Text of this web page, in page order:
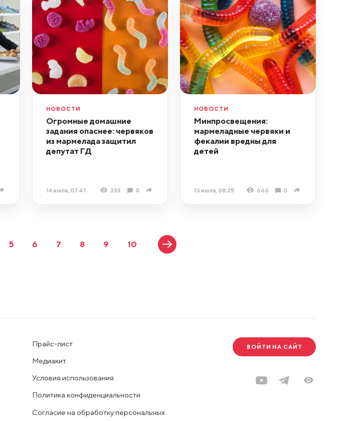
НОВОСТИ
Огромные домашние
задания опаснее: червяков
из мармелада защитил
депутат ГД
14 июля, 07:47 333 0
НОВОСТИ
Минпросвещения:
мармеладные червяки и
фекалии вредны для
детей
13 июля, 08:25 666 0
5 6 7 8 9 10
Прайс-лист
Медиакит
Условия использования
Политика конфиденциальности
Согласие на обработку персональных
ВОЙТИ НА САЙТ